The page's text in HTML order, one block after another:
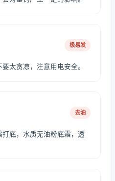
极易发
太贪凉，注意用电安全。
去油
底，水质无油粉底霜，透